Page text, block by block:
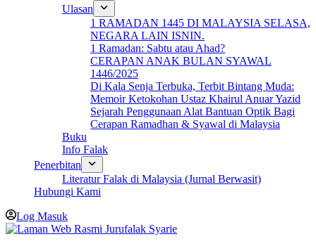
Ulasan
1 RAMADAN 1445 DI MALAYSIA SELASA,
NEGARA LAIN ISNIN.
1 Ramadan: Sabtu atau Ahad?
CERAPAN ANAK BULAN SYAWAL
1446/2025
Di Kala Senja Terbuka, Terbit Bintang Muda:
Memoir Ketokohan Ustaz Khairul Anuar Yazid
Sejarah Penggunaan Alat Bantuan Optik Bagi
Cerapan Ramadhan & Syawal di Malaysia
Buku
Info Falak
Penerbitan
Literatur Falak di Malaysia (Jurnal Berwasit)
Hubungi Kami
Log Masuk